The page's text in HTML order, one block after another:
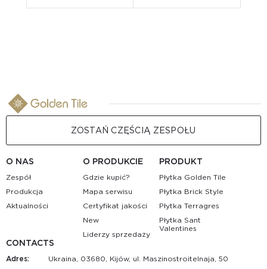
ZOSTAŃ CZĘŚCIĄ ZESPOŁU
O NAS
Zespół
Produkcja
Aktualności
O PRODUKCIE
Gdzie kupić?
Mapa serwisu
Certyfikat jakości
New
Liderzy sprzedaży
PRODUKT
Płytka Golden Tile
Płytka Brick Style
Płytka Terragres
Płytka Sant
Valentines
CONTACTS
Adres:
Ukraina, 03680, Kijów, ul. Maszinostroitelnaja, 50